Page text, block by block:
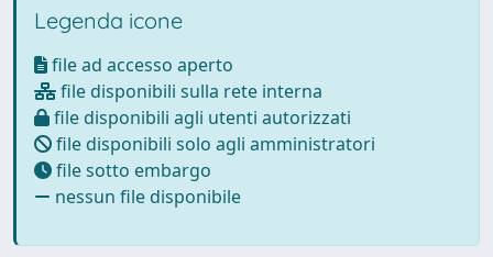
Legenda icone
file ad accesso aperto
file disponibili sulla rete interna
file disponibili agli utenti autorizzati
file disponibili solo agli amministratori
file sotto embargo
nessun file disponibile